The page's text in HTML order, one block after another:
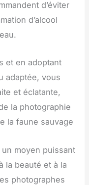
d’éviter
d’alcool
et en adoptant
adaptée, vous
et éclatante,
la photographie
la faune sauvage
moyen puissant
la beauté et à la
photographes